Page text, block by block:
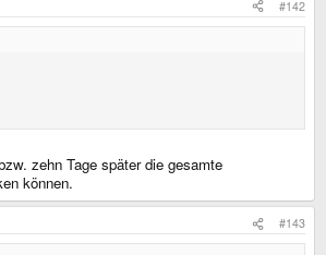
#142
zehn Tage später die gesamte
können.
#143